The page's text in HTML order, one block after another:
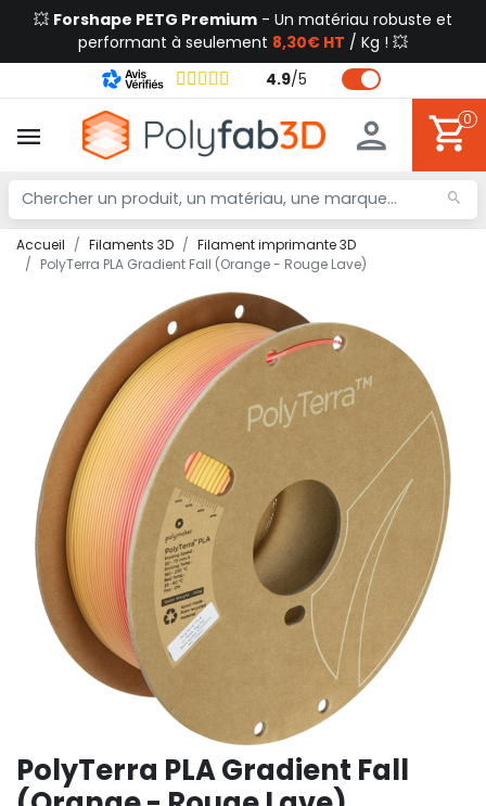
💥 Forshape PETG Premium - Un matériau robuste et
performant à seulement 8,30€ HT / Kg ! 💥
4.9/5
0
Accueil Filaments 3D
Filament imprimante 3D
PolyTerra PLA Gradient Fall (Orange - Rouge Lave)
PolyTerra PLA Gradient Fall